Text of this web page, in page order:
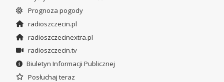
Prognoza pogody
radioszczecin.pl
radioszczecinextra.pl
radioszczecin.tv
Biuletyn Informacji Publicznej
Posłuchaj teraz